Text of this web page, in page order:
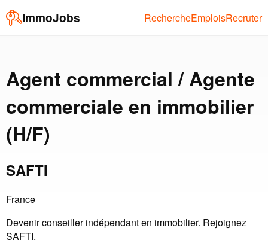
ImmoJobs RechercheEmploisRecruter
Agent commercial / Agente
commerciale en immobilier
(H/F)
SAFTI
France
Devenir conseiller indépendant en immobilier. Rejoignez
SAFTI.